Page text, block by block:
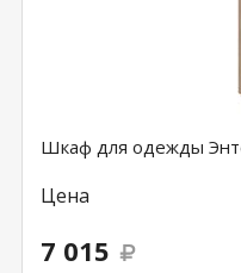
Шкаф для одежды
Цена
7 015